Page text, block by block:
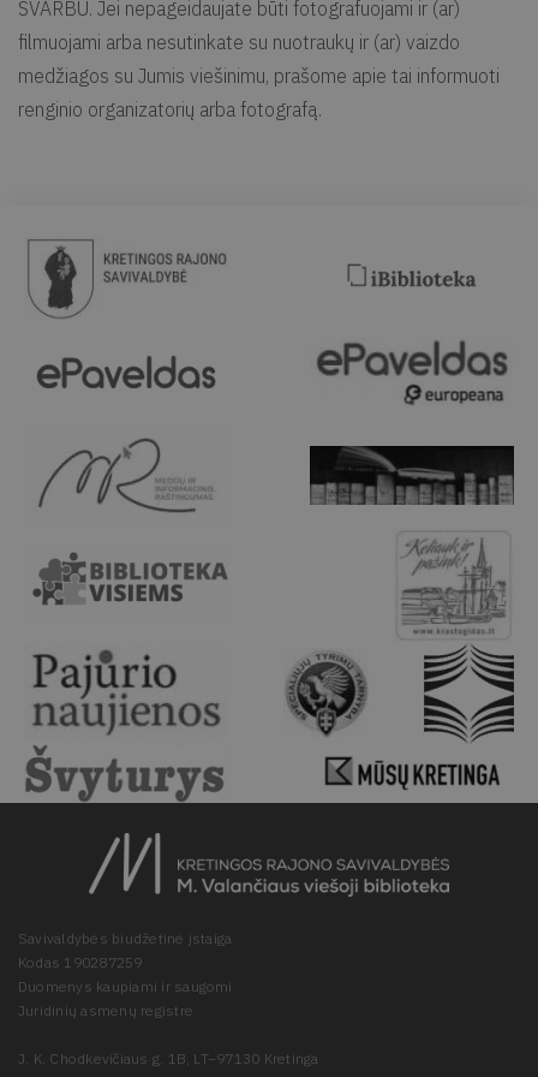
SVARBU. Jei nepageidaujate būti fotografuojami ir (ar)
filmuojami arba nesutinkate su nuotraukų ir (ar) vaizdo
medžiagos su Jumis viešinimu, prašome apie tai informuoti
renginio organizatorių arba fotografą.
Savivaldybės biudžetinė įstaiga
Kodas 190287259
Duomenys kaupiami ir saugomi
Juridinių asmenų registre
J. K. Chodkevičiaus g. 1B, LT–97130 Kretinga